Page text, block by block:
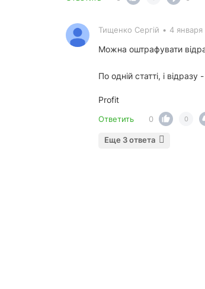
Тищенко Сергій • 4
Можна оштрафувати
По одній статті, і відразу
Profit
Ответить 0 0
Еще 3 ответа